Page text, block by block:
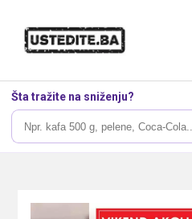
Šta tražite na sniženju?